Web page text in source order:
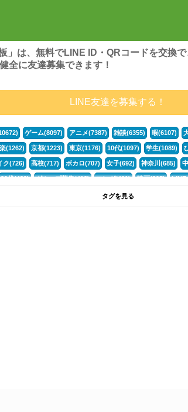
」は、無料でLINE ID・QRコードを交換
全に友達募集できます！
LINE友達を募集する！
ゲーム(8097) アニメ(7387) 雑談(6355) 暇(6107)
(1262) 京都(1223) 東京(1176) 10代(1097) 学生(1089)
ク(726) 高校(717) ボカロ(707) 女子(692) 神奈川(685)
30代(433) グループ募集(412) マンガ(401) 映画(395) LINE
フォートナイト(320)
タグを見る